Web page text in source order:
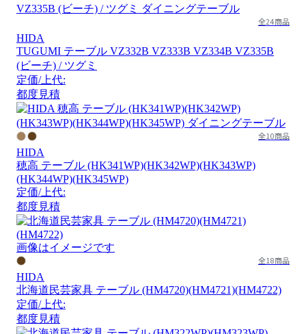
全24商品
HIDA
TUGUMI テーブル VZ332B VZ333B VZ334B VZ335B
(ビーチ) / ツグミ
定価/上代:
都度見積
全10商品
HIDA
穂高 テーブル (HK341WP)(HK342WP)(HK343WP)
(HK344WP)(HK345WP)
定価/上代:
都度見積
画像はイメージです
全18商品
HIDA
北海道民芸家具 テーブル (HM4720)(HM4721)(HM4722)
定価/上代:
都度見積